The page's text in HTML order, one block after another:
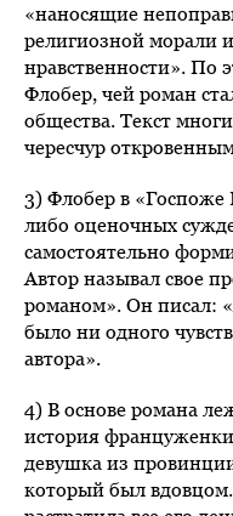
«наносящие
религиозной морали
нравственности». По
Флобер, чей роман
общества. Текст
чересчур
3) Флобер в «Госпоже
либо оценочных
самостоятельно
Автор называл свое
романом». Он писал:
было ни одного
автора».
4) В основе романа
история
девушка из
который был